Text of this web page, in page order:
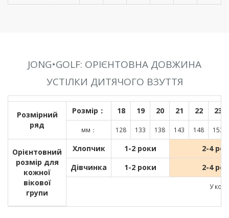
JONG•GOLF: ОРІЄНТОВНА ДОВЖИНА
УСТІЛКИ ДИТЯЧОГО ВЗУТТЯ
Розмірний
ряд
Розмір： 18 19 20 21 22 23
мм： 128 133 138 143 148 153
Орієнтовний
розмір для
кожної
вікової
групи
Хлопчик 1-2 роки
2-4
Дівчинка
1-2 роки 2-4
У